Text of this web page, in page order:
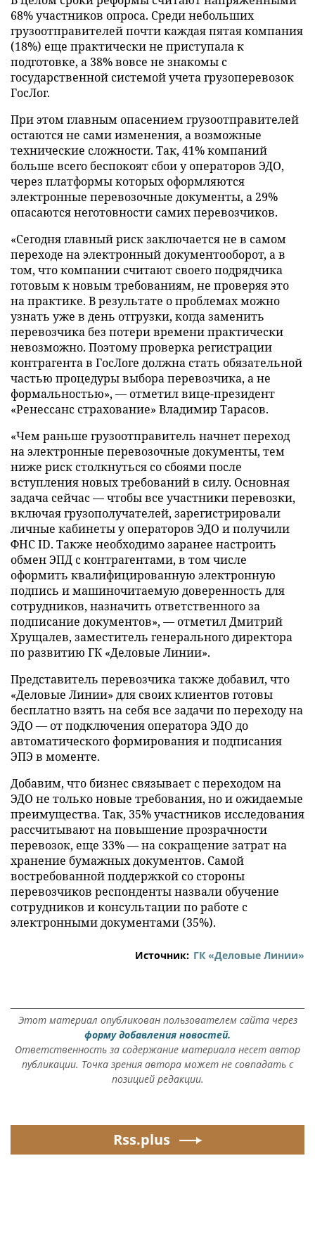
68% участников опроса. Среди небольших
грузоотправителей почти каждая пятая компания
(18%) еще практически не приступала к
подготовке, а 38% вовсе не знакомы с
государственной системой учета грузоперевозок
ГосЛог.
При этом главным опасением грузоотправителей
остаются не сами изменения, а возможные
технические сложности. Так, 41% компаний
больше всего беспокоят сбои у операторов ЭДО,
через платформы которых оформляются
электронные перевозочные документы, а 29%
опасаются неготовности самих перевозчиков.
«Сегодня главный риск заключается не в самом
переходе на электронный документооборот, а в
том, что компании считают своего подрядчика
готовым к новым требованиям, не проверяя это
на практике. В результате о проблемах можно
узнать уже в день отгрузки, когда заменить
перевозчика без потери времени практически
невозможно. Поэтому проверка регистрации
контрагента в ГосЛоге должна стать обязательной
частью процедуры выбора перевозчика, а не
формальностью», — отметил вице-президент
«Ренессанс страхование» Владимир Тарасов.
«Чем раньше грузоотправитель начнет переход
на электронные перевозочные документы, тем
ниже риск столкнуться со сбоями после
вступления новых требований в силу. Основная
задача сейчас — чтобы все участники перевозки,
включая грузополучателей, зарегистрировали
личные кабинеты у операторов ЭДО и получили
ФНС ID. Также необходимо заранее настроить
обмен ЭПД с контрагентами, в том числе
оформить квалифицированную электронную
подпись и машиночитаемую доверенность для
сотрудников, назначить ответственного за
подписание документов», — отметил Дмитрий
Хрущалев, заместитель генерального директора
по развитию ГК «Деловые Линии».
Представитель перевозчика также добавил, что
«Деловые Линии» для своих клиентов готовы
бесплатно взять на себя все задачи по переходу на
ЭДО — от подключения оператора ЭДО до
автоматического формирования и подписания
ЭПЭ в моменте.
Добавим, что бизнес связывает с переходом на
ЭДО не только новые требования, но и ожидаемые
преимущества. Так, 35% участников исследования
рассчитывают на повышение прозрачности
перевозок, еще 33% — на сокращение затрат на
хранение бумажных документов. Самой
востребованной поддержкой со стороны
перевозчиков респонденты назвали обучение
сотрудников и консультации по работе с
электронными документами (35%).
Источник: ГК «Деловые Линии»
Этот материал опубликован пользователем сайта через
форму добавления новостей.
Ответственность за содержание материала несет автор
публикации. Точка зрения автора может не совпадать с
позицией редакции.
Rss.plus